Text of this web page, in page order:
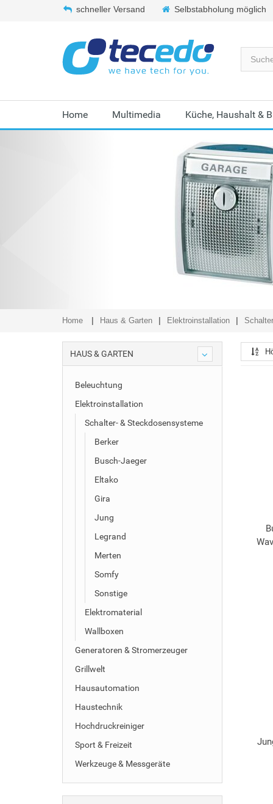
schneller Versand Selbstabholung möglich
Home Multimedia Küche, Haushalt &
Home Haus & Garten Elektroinstallation
HAUS & GARTEN
Beleuchtung
Elektroinstallation
Schalter- & Steckdosensysteme
Berker
Busch-Jaeger
Eltako
Gira
Jung
Legrand
Merten
Somfy
Sonstige
Elektromaterial
Wallboxen
Generatoren & Stromerzeuger
Grillwelt
Hausautomation
Haustechnik
Hochdruckreiniger
Sport & Freizeit
Werkzeuge & Messgeräte